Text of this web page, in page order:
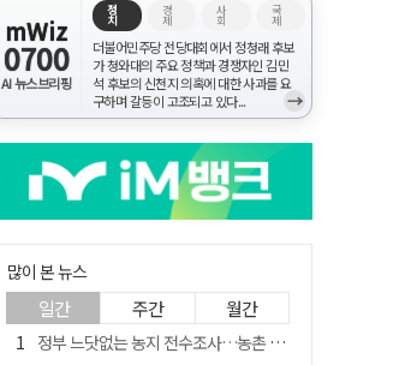
mWiz
0700
AI 뉴스브리핑
정
치
경
제
사
회
국
제
더불어민주당 전당대회에서 정청래 후보
가 청와대의 주요 정책과 경쟁자인 김민
석 후보의 신천지 의혹에 대한 사과를 요
구하며 갈등이 고조되고 있다...
→
많이 본 뉴스
일간 주간 월간
정부 느닷없는 농지 전수조사…농촌 들쑤시는 '경자유전'의 칼날